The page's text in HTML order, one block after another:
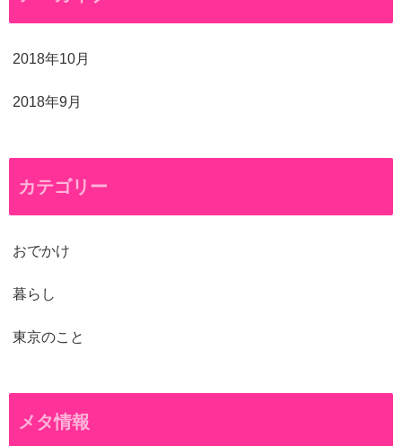
2018年10月
2018年9月
カテゴリー
おでかけ
暮らし
東京のこと
メタ情報